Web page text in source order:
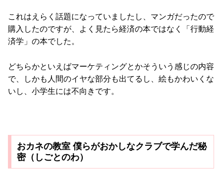
これはえらく話題になっていましたし、マンガだったので
購入したのですが、よく見たら経済の本ではなく「行動経
済学」の本でした。
どちらかといえばマーケティングとかそういう感じの内容
で、しかも人間のイヤな部分も出てるし、絵もかわいくな
いし、小学生には不向きです。
おカネの教室 僕らがおかしなクラブで学んだ秘
密（しごとのわ）